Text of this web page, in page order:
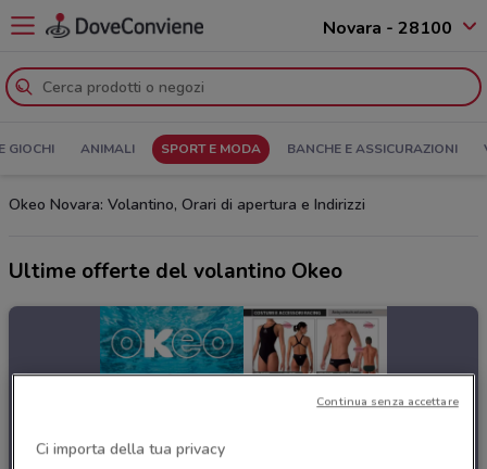
Novara - 28100
GIOCHI ANIMALI SPORT E MODA BANCHE E ASSICURAZIONI
Okeo Novara: Volantino, Orari di apertura e Indirizzi
Ultime offerte del volantino Okeo
Ci importa della tua privacy
Continua senza accettare